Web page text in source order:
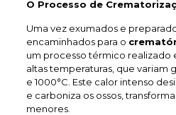
O Processo de
Uma vez exumados e
encaminhados para o
um processo térmico realizado
altas temperaturas, que variam
e 1000°C. Este calor intenso
e carboniza os ossos,
menores.